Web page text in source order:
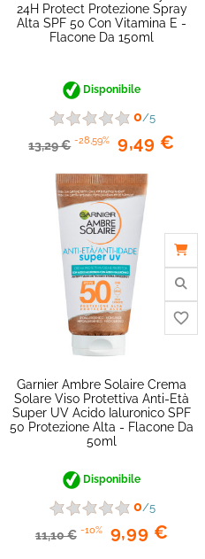
24H Protect Protezione Spray
Alta SPF 50 Con Vitamina E -
Flacone Da 150ml
Disponibile
0/5
13,29 € -28,59% 9,49 €
Garnier Ambre Solaire Crema
Solare Viso Protettiva Anti-Età
Super UV Acido Ialuronico SPF
50 Protezione Alta - Flacone Da
50ml
Disponibile
0/5
11,10 € -10% 9,99 €